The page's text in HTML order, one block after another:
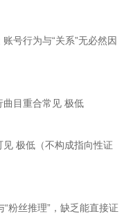
号行为与“关系”无必然因
曲目重合常见 极低
极低（不构成指向性证
粉丝推理”，缺乏能直接证